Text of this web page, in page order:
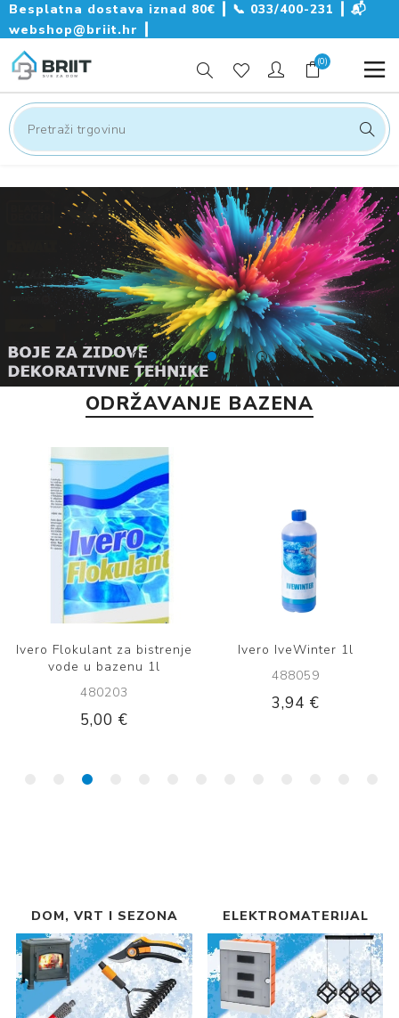
Besplatna dostava iznad 80€ ┃ 📞 033/400-231
📬
webshop@briit.hr
(0)
ODRŽAVANJE BAZENA
Ivero Flokulant za bistrenje
vode u bazenu 1l
480203
5,00 €
Ivero IveWinter 1l
488059
3,94 €
DOM, VRT I SEZONA ELEKTROMATERIJAL